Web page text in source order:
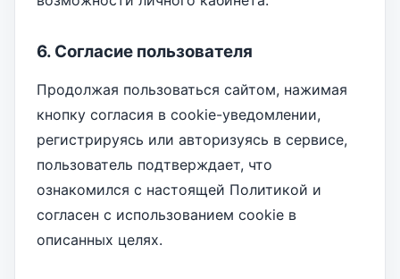
6. Согласие пользователя
Продолжая пользоваться сайтом, нажимая
кнопку согласия в cookie-уведомлении,
регистрируясь или авторизуясь в сервисе,
пользователь подтверждает, что
ознакомился с настоящей Политикой и
согласен с использованием cookie в
описанных целях.